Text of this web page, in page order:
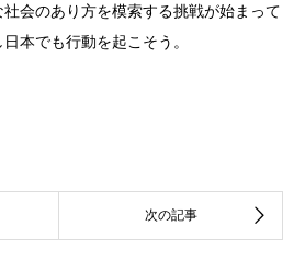
会のあり方を模索する挑戦が始まって
本でも行動を起こそう。